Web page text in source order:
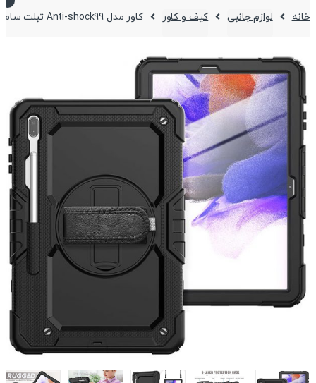
خانه لوازم جانبی کیف و کاور کاور مدل Anti-shock99 تبلت سامسونگ Galaxy Tab S7 Plus